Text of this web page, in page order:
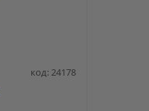
код: 24178